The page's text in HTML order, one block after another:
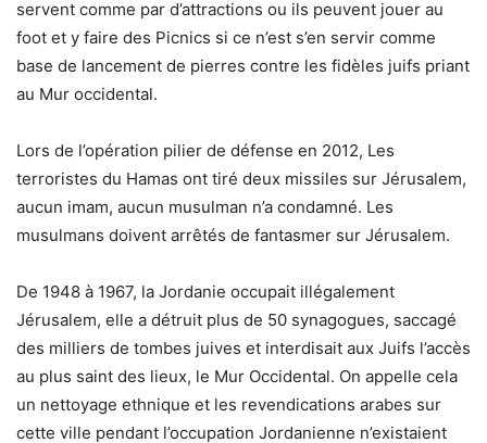
servent comme par d’attractions ou ils peuvent jouer au
foot et y faire des Picnics si ce n’est s’en servir comme
base de lancement de pierres contre les fidèles juifs priant
au Mur occidental.
Lors de l’opération pilier de défense en 2012, Les
terroristes du Hamas ont tiré deux missiles sur Jérusalem,
aucun imam, aucun musulman n’a condamné. Les
musulmans doivent arrêtés de fantasmer sur Jérusalem.
De 1948 à 1967, la Jordanie occupait illégalement
Jérusalem, elle a détruit plus de 50 synagogues, saccagé
des milliers de tombes juives et interdisait aux Juifs l’accès
au plus saint des lieux, le Mur Occidental. On appelle cela
un nettoyage ethnique et les revendications arabes sur
cette ville pendant l’occupation Jordanienne n’existaient